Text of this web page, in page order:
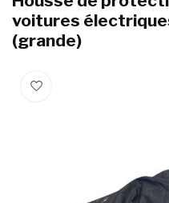
voitures
(grande)